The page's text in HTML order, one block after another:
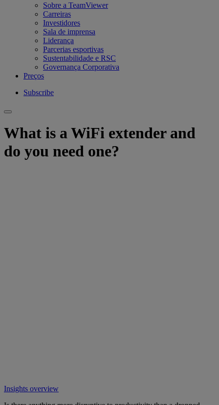
Sobre a TeamViewer
Carreiras
Investidores
Sala de imprensa
Liderança
Parcerias esportivas
Sustentabilidade e RSC
Governança Corporativa
Preços
Subscribe
What is a WiFi extender and
do you need one?
Insights overview